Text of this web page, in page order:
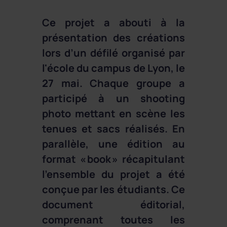
Ce projet a abouti à la
présentation des créations
lors d’un défilé organisé par
l'école du campus de Lyon, le
27 mai. Chaque groupe a
participé à un shooting
photo mettant en scène les
tenues et sacs réalisés. En
parallèle, une édition au
format « book » récapitulant
l’ensemble du projet a été
conçue par les étudiants. Ce
document éditorial,
comprenant toutes les